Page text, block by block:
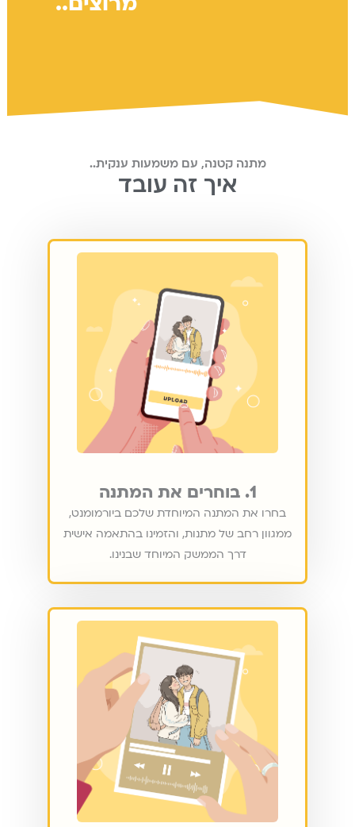
מתנה קטנה, עם משמעות ענקית..
איך זה עובד
1. בוחרים את המתנה
בחרו את המתנה המיוחדת שלכם ביורמומנט,
ממגוון רחב של מתנות, והזמינו בהתאמה אישית
דרך הממשק המיוחד שבנינו.